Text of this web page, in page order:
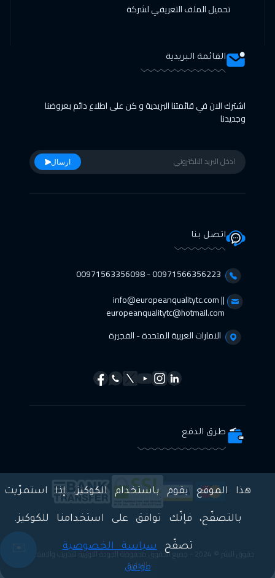
تحميل الملف التعريفي لشركة
القائمة البريدية
اشترك الان في قائمتنا البريدية و كن على اطلاع دائم بعروضنا
وجديدنا
ارسال
اتصل بنا
00971566356223 - 00971563356098⁩
info@europeanqualitytc.com ||
europeanqualitytc@hotmail.com
الامارات العربية المتحدة - الفجيرة
طرق الدفع
حقوق النشر © 2024 - جميع الحقوق محفوظة الجودة الاوربية للتدريب والاستشارات
الادارية
هذا الموقع يقوم باستخدام الكوكيز. إذا استمرّيت
بالتصفّح، فإنّك توافق على استخدامنا للكوكيز.
تصفّحسياسة الخصوصية
موافق
✉️